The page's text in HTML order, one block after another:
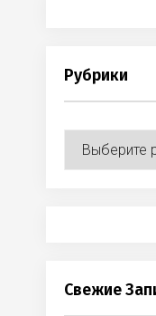
Рубрики
Рубрики
Свежие